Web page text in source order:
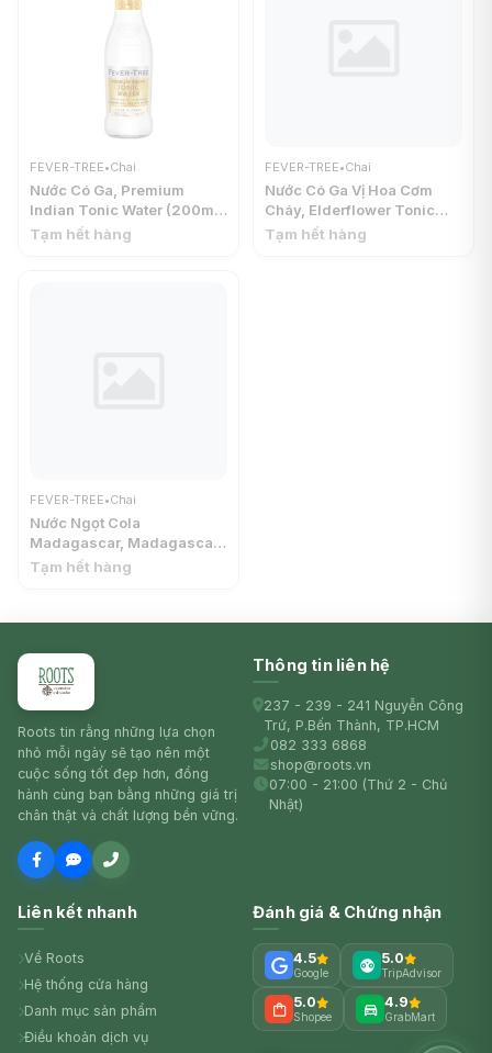
FEVER-TREE•Chai
Nước Có Ga, Premium
Indian Tonic Water (200ml)
- FEVER-TREE
Tạm hết hàng
FEVER-TREE•Chai
Nước Có Ga Vị Hoa Cơm
Cháy, Elderflower Tonic
Water (200ml) - FEVER-
Tạm hết hàng
FEVER-TREE•Chai
Nước Ngọt Cola
Madagascar, Madagascan
Cola (200ml) - FEVER-
Tạm hết hàng
Roots tin rằng những lựa chọn
nhỏ mỗi ngày sẽ tạo nên một
cuộc sống tốt đẹp hơn, đồng
hành cùng bạn bằng những giá trị
chân thật và chất lượng bền vững.
Thông tin liên hệ
237 - 239 - 241 Nguyễn Công
Trứ, P.Bến Thành, TP.HCM
082 333 6868
shop@roots.vn
07:00 - 21:00 (Thứ 2 - Chủ
Nhật)
Liên kết nhanh
Về Roots
Hệ thống cửa hàng
Danh mục sản phẩm
Điều khoản dịch vụ
Đánh giá & Chứng nhận
4.5
Google
5.0
TripAdvisor
5.0
Shopee
4.9
GrabMart